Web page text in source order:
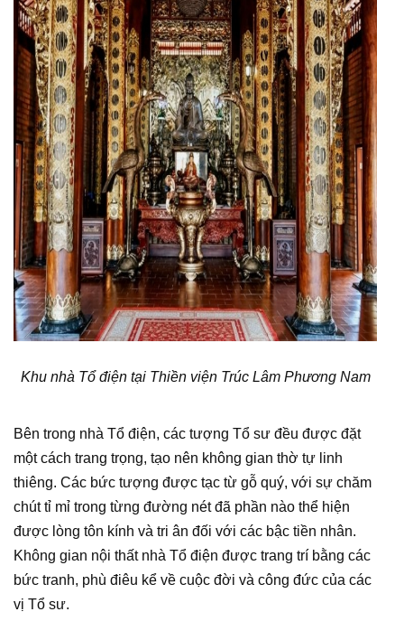
Khu nhà Tổ điện tại Thiền viện Trúc Lâm Phương Nam
Bên trong nhà Tổ điện, các tượng Tổ sư đều được đặt
một cách trang trọng, tạo nên không gian thờ tự linh
thiêng. Các bức tượng được tạc từ gỗ quý, với sự chăm
chút tỉ mỉ trong từng đường nét đã phần nào thể hiện
được lòng tôn kính và tri ân đối với các bậc tiền nhân.
Không gian nội thất nhà Tổ điện được trang trí bằng các
bức tranh, phù điêu kể về cuộc đời và công đức của các
vị Tổ sư.